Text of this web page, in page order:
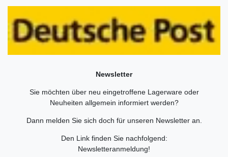
Newsletter
Sie möchten über neu eingetroffene Lagerware oder
Neuheiten allgemein informiert werden?
Dann melden Sie sich doch für unseren Newsletter an.
Den Link finden Sie nachfolgend:
Newsletteranmeldung!